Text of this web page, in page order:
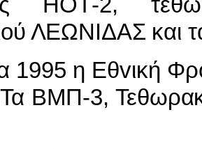
ΛΕΩΝIΔΑΣ και
η Εθvική
ΒΜΠ-3,